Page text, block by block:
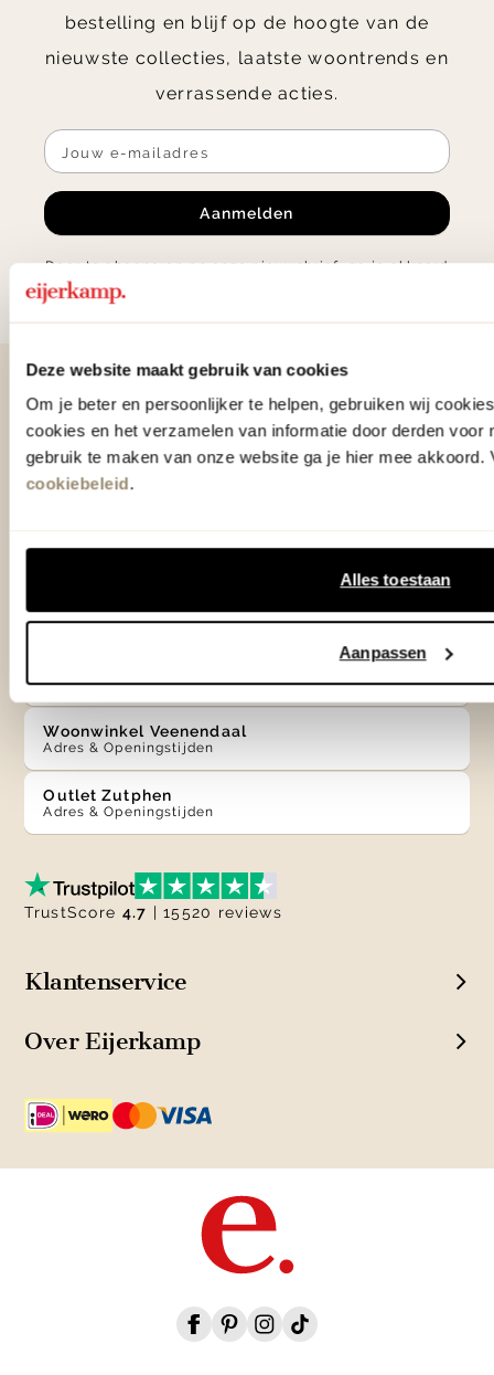
Deze website maakt gebruik van cookies
Om je beter en persoonlijker te helpen, gebruiken wij
cookies en het verzamelen van informatie door derden voor
gebruik te maken van onze website ga je hier mee akkoord.
cookiebeleid.
Alles toestaan
Aanpassen
bestelling en blijf op de hoogte van de
nieuwste collecties, laatste woontrends en
verrassende acties.
Aanmelden
Door te abonneren op onze nieuwsbrief, ga je akkoord
met onze
Contact
+31 575 583 388
Winkels
Adres & Openingstijden
Woonwinkel Veenendaal
Adres & Openingstijden
Outlet Zutphen
Adres & Openingstijden
Klantenservice
Over Eijerkamp
TrustScore 4.7 | 15520 reviews